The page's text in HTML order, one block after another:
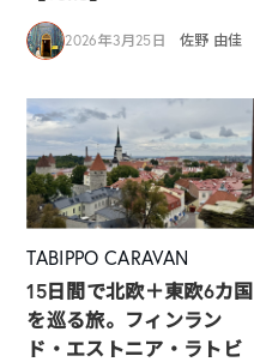
2026年3月25日 佐野 由佳
TABIPPO CARAVAN
15日間で北欧＋東欧6カ国
を巡る旅。フィンラン
ド・エストニア・ラトビ